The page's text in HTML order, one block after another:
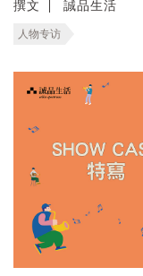
撰文 誠品生活
人物专访